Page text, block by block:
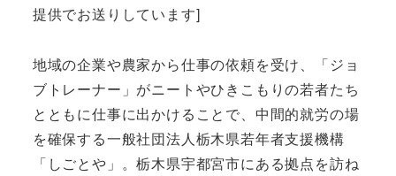
提供でお送りしています]
地域の企業や農家から仕事の依頼を受け、「ジョ
ブトレーナー」がニートやひきこもりの若者たち
とともに仕事に出かけることで、中間的就労の場
を確保する一般社団法人栃木県若年者支援機構
「しごとや」。栃木県宇都宮市にある拠点を訪ね